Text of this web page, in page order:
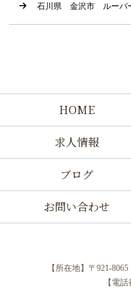
石川県 金沢市 ルーバ
HOME
求人情報
ブログ
お問い合わせ
【所在地】〒921-
【電話